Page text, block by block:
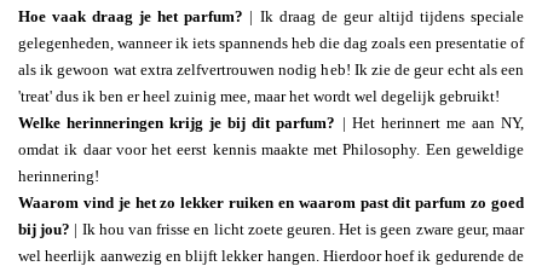
Hoe vaak draag je het parfum? | Ik draag de geur altijd tijdens speciale
gelegenheden, wanneer ik iets spannends heb die dag zoals een presentatie of
als ik gewoon wat extra zelfvertrouwen nodig heb! Ik zie de geur echt als een
'treat' dus ik ben er heel zuinig mee, maar het wordt wel degelijk gebruikt!
Welke herinneringen krijg je bij dit parfum? | Het herinnert me aan NY,
omdat ik daar voor het eerst kennis maakte met Philosophy. Een geweldige
herinnering!
Waarom vind je het zo lekker ruiken en waarom past dit parfum zo goed
bij jou? | Ik hou van frisse en licht zoete geuren. Het is geen zware geur, maar
wel heerlijk aanwezig en blijft lekker hangen. Hierdoor hoef ik gedurende de